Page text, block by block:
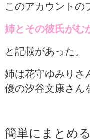
このアカウントの
姉とその彼氏がむ
と記載があった。
姉は花守ゆみりさ
優の汐谷文康さん
簡単にまとめ